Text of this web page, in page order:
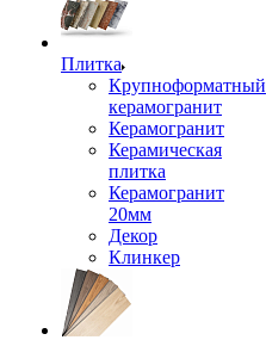
Плитка
Крупноформатный
керамогранит
Керамогранит
Керамическая
плитка
Керамогранит
20мм
Декор
Клинкер